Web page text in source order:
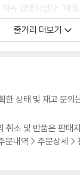
속 방영되었다. `마
레이트 마징가
징가 Z`의 후속편이다.
줄거리 더보기
한 상태 및 재고 문
취소 및 반품은 판매
문내역 > 주문상세 >